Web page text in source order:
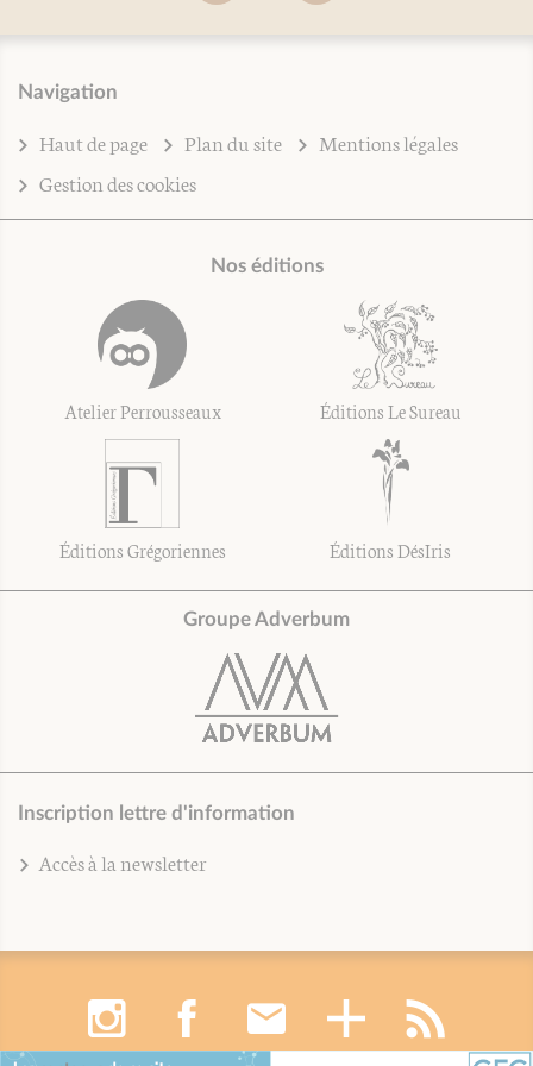
Navigation
Haut de page Plan du site
Mentions légales
Gestion des cookies
Nos éditions
Atelier Perrousseaux Éditions Le Sureau
Éditions Grégoriennes Éditions DésIris
Groupe Adverbum
Inscription lettre d'information
Accès à la newsletter